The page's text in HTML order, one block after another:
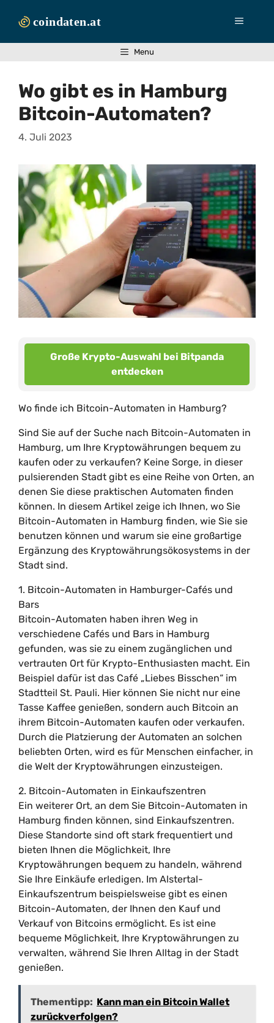
Inhalt
Menü
Menu
Wo gibt es in Hamburg
Bitcoin-Automaten?
4. Juli 2023
Große Krypto-Auswahl bei Bitpanda
entdecken
Wo finde ich Bitcoin-Automaten in Hamburg?
Sind Sie auf der Suche nach Bitcoin-Automaten in
Hamburg, um Ihre Kryptowährungen bequem zu
kaufen oder zu verkaufen? Keine Sorge, in dieser
pulsierenden Stadt gibt es eine Reihe von Orten, an
denen Sie diese praktischen Automaten finden
können. In diesem Artikel zeige ich Ihnen, wo Sie
Bitcoin-Automaten in Hamburg finden, wie Sie sie
benutzen können und warum sie eine großartige
Ergänzung des Kryptowährungsökosystems in der
Stadt sind.
1. Bitcoin-Automaten in Hamburger-Cafés und
Bars
Bitcoin-Automaten haben ihren Weg in
verschiedene Cafés und Bars in Hamburg
gefunden, was sie zu einem zugänglichen und
vertrauten Ort für Krypto-Enthusiasten macht. Ein
Beispiel dafür ist das Café „Liebes Bisschen“ im
Stadtteil St. Pauli. Hier können Sie nicht nur eine
Tasse Kaffee genießen, sondern auch Bitcoin an
ihrem Bitcoin-Automaten kaufen oder verkaufen.
Durch die Platzierung der Automaten an solchen
beliebten Orten, wird es für Menschen einfacher, in
die Welt der Kryptowährungen einzusteigen.
2. Bitcoin-Automaten in Einkaufszentren
Ein weiterer Ort, an dem Sie Bitcoin-Automaten in
Hamburg finden können, sind Einkaufszentren.
Diese Standorte sind oft stark frequentiert und
bieten Ihnen die Möglichkeit, Ihre
Kryptowährungen bequem zu handeln, während
Sie Ihre Einkäufe erledigen. Im Alstertal-
Einkaufszentrum beispielsweise gibt es einen
Bitcoin-Automaten, der Ihnen den Kauf und
Verkauf von Bitcoins ermöglicht. Es ist eine
bequeme Möglichkeit, Ihre Kryptowährungen zu
verwalten, während Sie Ihren Alltag in der Stadt
genießen.
Thementipp: Kann man ein Bitcoin Wallet
zurückverfolgen?